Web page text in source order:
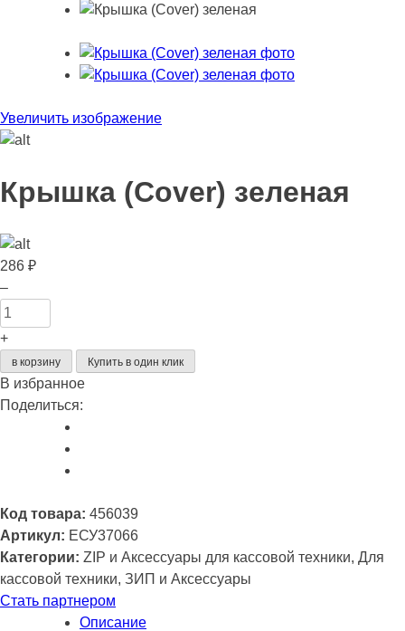
Увеличить изображение
Крышка (Cover) зеленая
286 ₽
Количество
товара
Крышка
(Cover)
зеленая
–
+
в корзину Купить в один клик
В избранное
Поделиться:
Код товара: 456039
Артикул: ЕСУ37066
Категории: ZIP и Аксессуары для кассовой техники, Для
кассовой техники, ЗИП и Аксессуары
Стать партнером
Описание